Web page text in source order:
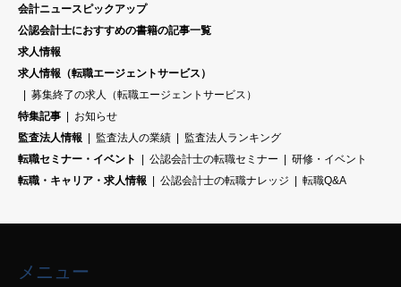
会計ニュースピックアップ
公認会計士におすすめの書籍の記事一覧
求人情報
求人情報（転職エージェントサービス）
募集終了の求人（転職エージェントサービス）
特集記事
お知らせ
監査法人情報
監査法人の業績
監査法人ランキング
転職セミナー・イベント
公認会計士の転職セミナー
研修・イベント
転職・キャリア・求人情報
公認会計士の転職ナレッジ 転職Q&A
メニュー